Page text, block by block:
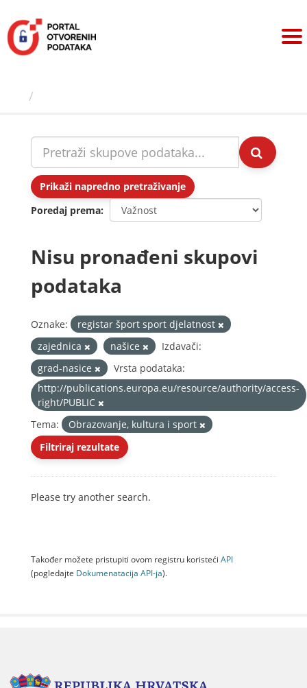
sadržaj
Prikaži napredno pretraživanje
Poredaj prema
Nisu pronađeni skupovi
podataka
Oznake:
registar šport sport djelatnost
zajednica
našice
Izdavači:
grad-nasice
Vrsta podataka:
http://publications.europa.eu/resource/authority/access-
right/PUBLIC
Tema:
Obrazovanje, kultura i sport
Filtriraj rezultate
Please try another search.
Također možete pristupiti ovom registru koristeći API
(pogledajte Dokumenаtаcijа API-jа).